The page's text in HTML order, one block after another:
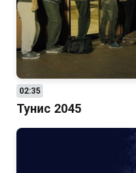
02:35
Тунис 2045